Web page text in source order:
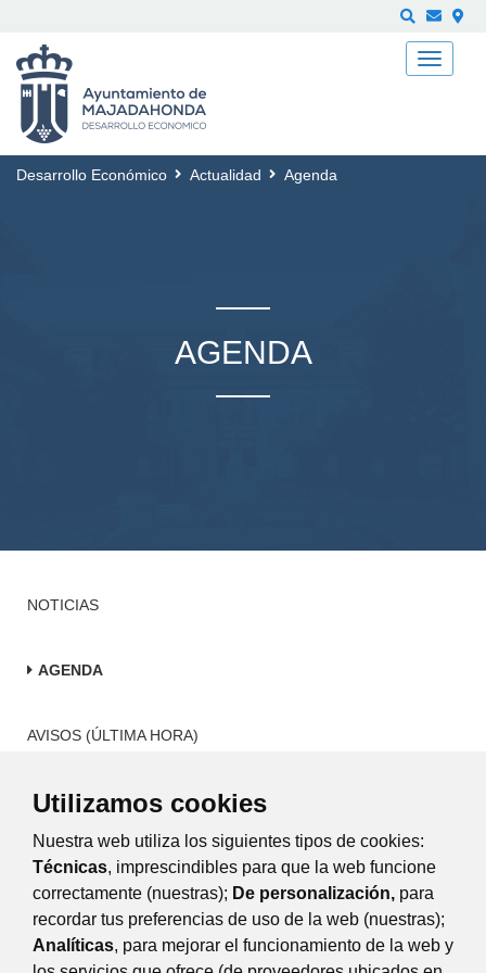
Utilizamos cookies
Nuestra web utiliza los siguientes tipos de cookies:
Técnicas, imprescindibles para que la web funcione
correctamente (nuestras); De personalización, para
recordar tus preferencias de uso de la web (nuestras);
Analíticas, para mejorar el funcionamiento de la web y
Desarrollo Económico Actualidad Agenda
AGENDA
NOTICIAS
AGENDA
AVISOS (ÚLTIMA HORA)
BOLETÍN INFORMATIVO
MEMORIA 2019-2023
Eventos Día Semana Mes Año